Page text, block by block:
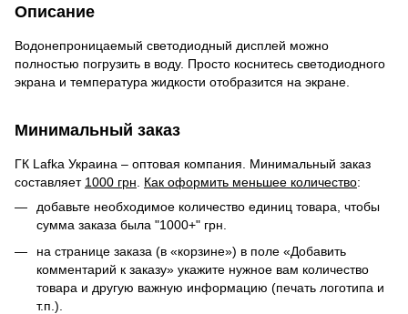
Описание
Водонепроницаемый светодиодный дисплей можно
полностью погрузить в воду. Просто коснитесь светодиодного
экрана и температура жидкости отобразится на экране.
Минимальный заказ
ГК Lafka Украина – оптовая компания. Минимальный заказ
составляет 1000 грн. Как оформить меньшее количество:
добавьте необходимое количество единиц товара, чтобы
сумма заказа была "1000+" грн.
на странице заказа (в «корзине») в поле «Добавить
комментарий к заказу» укажите нужное вам количество
товара и другую важную информацию (печать логотипа и
т.п.).